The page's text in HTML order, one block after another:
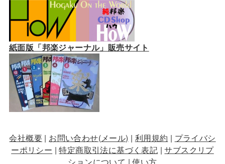
紙面版「邦楽ジャーナル」販売サイト
会社概要| お問い合わせ(メール) | 利用規約 | プライバシ
ーポリシー |特定商取引法に基づく表記 |サブスクリプ